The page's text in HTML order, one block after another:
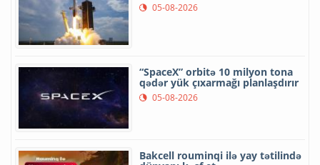
05-08-2026
“SpaceX” orbitə 10 milyon tona
qədər yük çıxarmağı planlaşdırır
05-08-2026
Bakcell rouminqi ilə yay tətilində